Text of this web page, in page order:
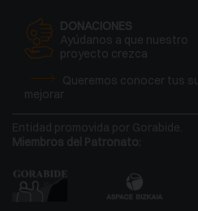
DONACIONES
Ayúdanos a que nuestro
proyecto crezca
Queremos conocer tus
mejorar